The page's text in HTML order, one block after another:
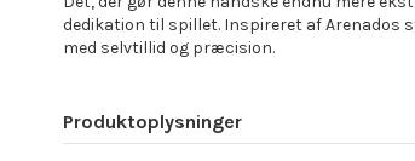
dedikation til spillet. Inspireret af Arenados
med selvtillid og præcision.
Produktoplysninger